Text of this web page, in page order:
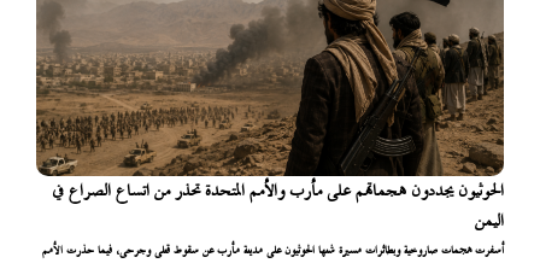
الحوثيون يجددون هجماتهم على مأرب والأمم المتحدة تحذر من اتساع الصراع في
اليمن
أسفرت هجمات صاروخية وبطائرات مسيرة شنها الحوثيون على مدينة مأرب عن سقوط قتلى وجرحى، فيما حذرت الأمم